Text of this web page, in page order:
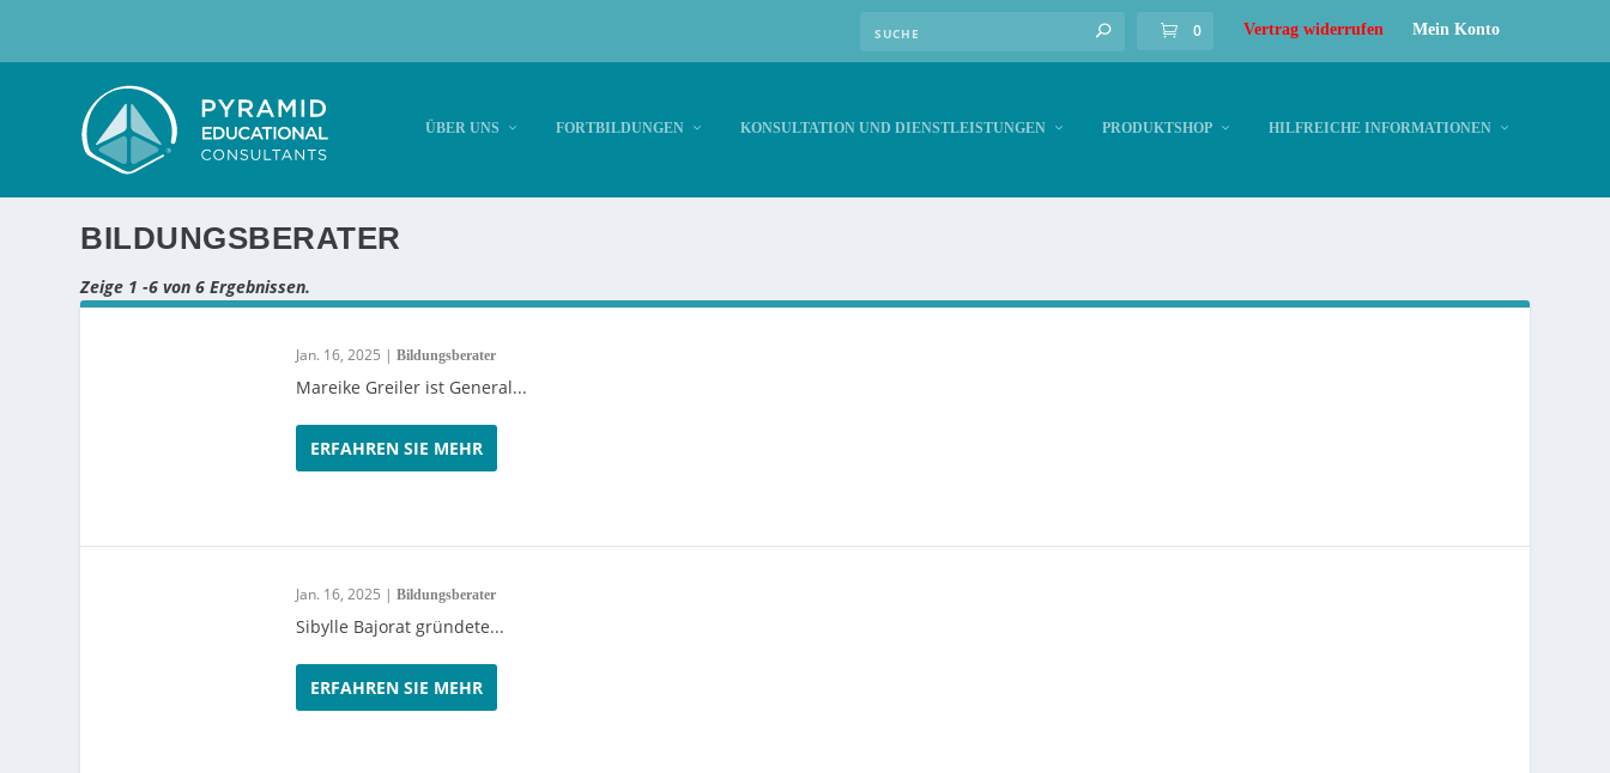
0 Vertrag widerrufen Mein Konto
ÜBER UNS FORTBILDUNGEN KONSULTATION UND DIENSTLEISTUNGEN PRODUKTSHOP HILFREICHE INFORMATIONEN
BILDUNGSBERATER
Zeige 1 -6 von 6 Ergebnissen.
Jan. 16, 2025 |Bildungsberater
Mareike Greiler ist General...
ERFAHREN SIE MEHR
Jan. 16, 2025 |Bildungsberater
Sibylle Bajorat gründete...
ERFAHREN SIE MEHR